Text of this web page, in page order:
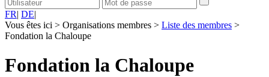
FR| DE|
Vous êtes ici > Organisations membres > Liste des membres >
Fondation la Chaloupe
Fondation la Chaloupe